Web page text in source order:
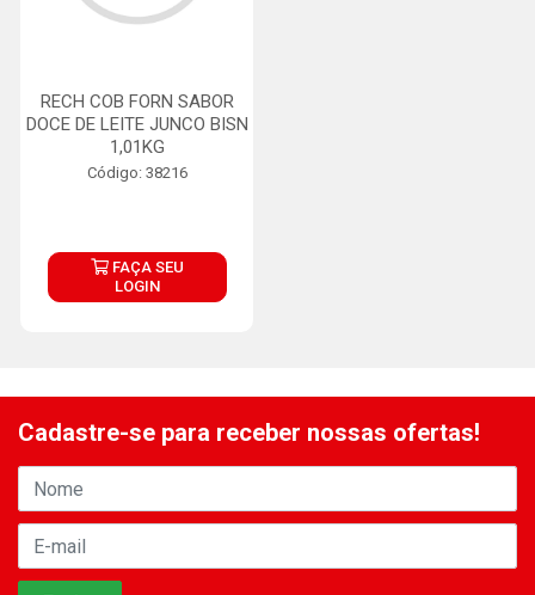
RECH COB FORN SABOR
DOCE DE LEITE JUNCO BISN
1,01KG
Código: 38216
FAÇA SEU
LOGIN
Cadastre-se para receber nossas ofertas!